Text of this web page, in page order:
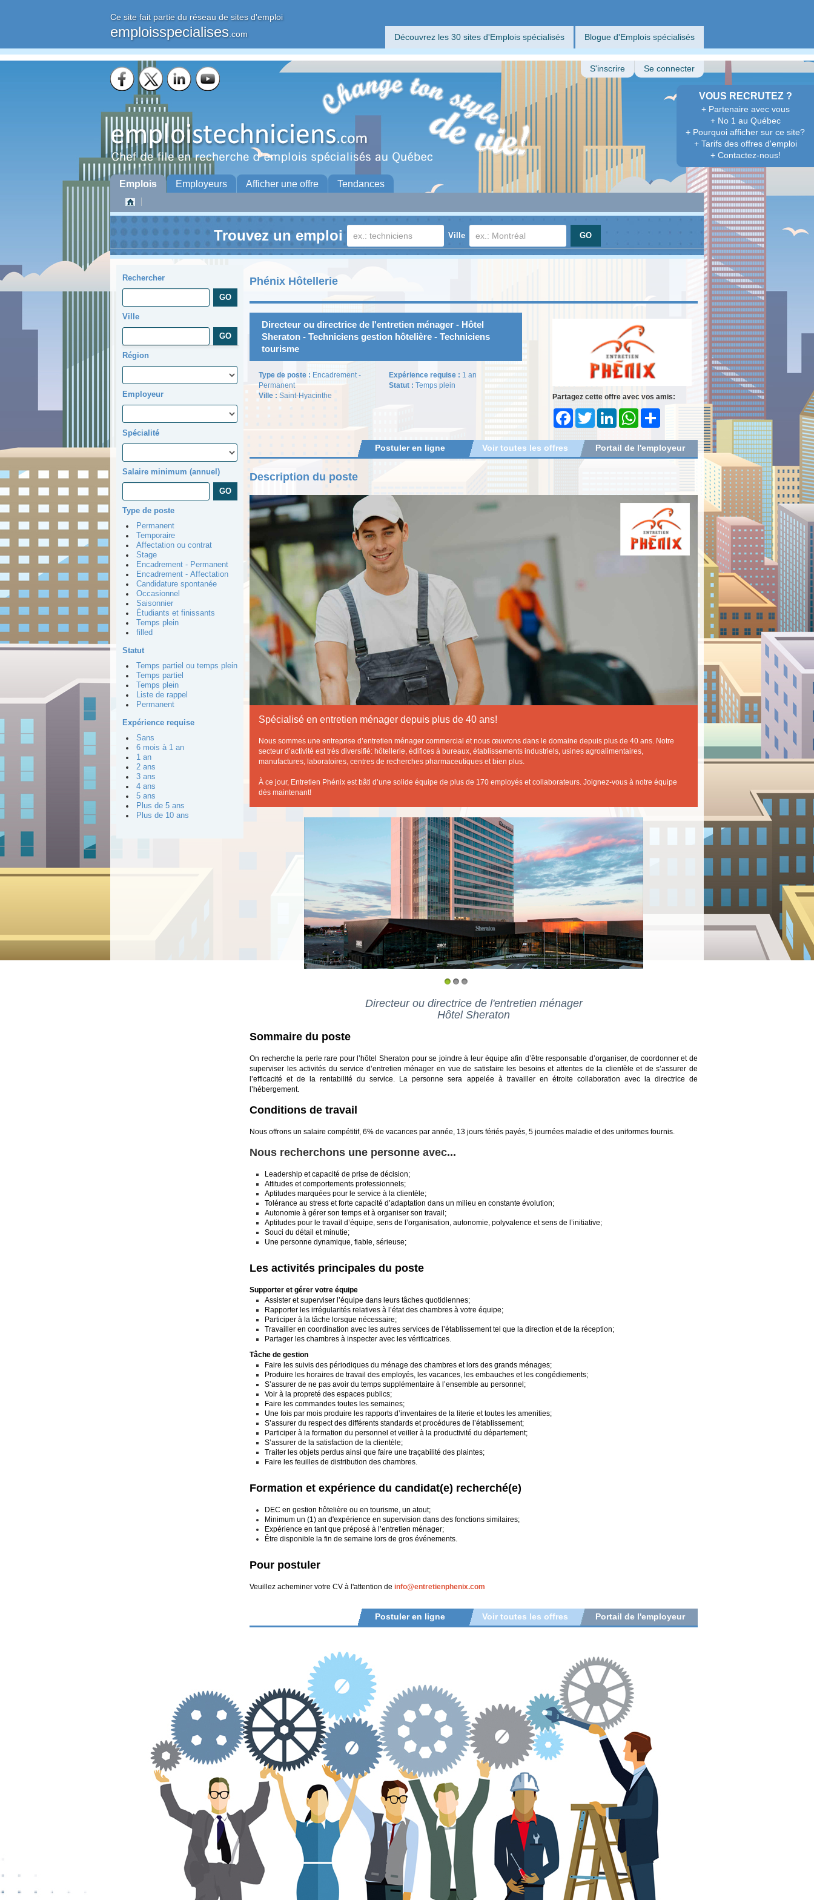
Ce site fait partie du réseau de sites d'emploi
emploisspecialises .com Découvrez les 30 sites d'Emplois spécialisés Blogue d'Emplois spécialisés
VOUS RECRUTEZ ?
+ Partenaire avec vous
+ No 1 au Québec
+ Pourquoi afficher sur ce site?
+ Tarifs des offres d'emploi
+ Contactez-nous!
S'inscrire Se connecter
Emplois Employeurs Afficher une offre Tendances
Trouvez un emploi Ville
Rechercher
Ville
Région
Employeur
Spécialité
Salaire minimum (annuel)
Type de poste
Permanent
Temporaire
Affectation ou contrat
Stage
Encadrement - Permanent
Encadrement - Affectation
Candidature spontanée
Occasionnel
Saisonnier
Étudiants et finissants
Temps plein
filled
Statut
Temps partiel ou temps plein
Temps partiel
Temps plein
Liste de rappel
Permanent
Expérience requise
Sans
6 mois à 1 an
1 an
2 ans
3 ans
4 ans
5 ans
Plus de 5 ans
Plus de 10 ans
Phénix Hôtellerie
Directeur ou directrice de l'entretien ménager - Hôtel
Sheraton - Techniciens gestion hôtelière - Techniciens
tourisme
Type de poste : Encadrement -
Permanent
Ville : Saint-Hyacinthe
Expérience requise : 1 an
Statut : Temps plein
Partagez cette offre avec vos amis:
FacebookTwitter LinkedIn WhatsApp
Portail de l'employeur
Voir toutes les offres
Postuler en ligne
Description du poste
Spécialisé en entretien ménager depuis plus de 40 ans!
Nous sommes une entreprise d’entretien ménager commercial et nous œuvrons dans le domaine depuis plus de 40 ans. Notre
secteur d’activité est très diversifié: hôtellerie, édifices à bureaux, établissements industriels, usines agroalimentaires,
manufactures, laboratoires, centres de recherches pharmaceutiques et bien plus.
À ce jour, Entretien Phénix est bâti d’une solide équipe de plus de 170 employés et collaborateurs. Joignez-vous à notre équipe
dès maintenant!
Directeur ou directrice de l'entretien ménager
Hôtel Sheraton
Sommaire du poste
On recherche la perle rare pour l’hôtel Sheraton pour se joindre à leur équipe afin d’être responsable d’organiser, de coordonner et de
superviser les activités du service d’entretien ménager en vue de satisfaire les besoins et attentes de la clientèle et de s’assurer de
l’efficacité et de la rentabilité du service. La personne sera appelée à travailler en étroite collaboration avec la directrice de
l’hébergement.
Conditions de travail
Nous offrons un salaire compétitif, 6% de vacances par année, 13 jours fériés payés, 5 journées maladie et des uniformes fournis.
Nous recherchons une personne avec...
Leadership et capacité de prise de décision;
Attitudes et comportements professionnels;
Aptitudes marquées pour le service à la clientèle;
Tolérance au stress et forte capacité d’adaptation dans un milieu en constante évolution;
Autonomie à gérer son temps et à organiser son travail;
Aptitudes pour le travail d’équipe, sens de l’organisation, autonomie, polyvalence et sens de l’initiative;
Souci du détail et minutie;
Une personne dynamique, fiable, sérieuse;
Les activités principales du poste
Supporter et gérer votre équipe
Assister et superviser l’équipe dans leurs tâches quotidiennes;
Rapporter les irrégularités relatives à l’état des chambres à votre équipe;
Participer à la tâche lorsque nécessaire;
Travailler en coordination avec les autres services de l’établissement tel que la direction et de la réception;
Partager les chambres à inspecter avec les vérificatrices.
Tâche de gestion
Faire les suivis des périodiques du ménage des chambres et lors des grands ménages;
Produire les horaires de travail des employés, les vacances, les embauches et les congédiements;
S’assurer de ne pas avoir du temps supplémentaire à l’ensemble au personnel;
Voir à la propreté des espaces publics;
Faire les commandes toutes les semaines;
Une fois par mois produire les rapports d’inventaires de la literie et toutes les amenities;
S’assurer du respect des différents standards et procédures de l’établissement;
Participer à la formation du personnel et veiller à la productivité du département;
S’assurer de la satisfaction de la clientèle;
Traiter les objets perdus ainsi que faire une traçabilité des plaintes;
Faire les feuilles de distribution des chambres.
Formation et expérience du candidat(e) recherché(e)
DEC en gestion hôtelière ou en tourisme, un atout;
Minimum un (1) an d'expérience en supervision dans des fonctions similaires;
Expérience en tant que préposé à l’entretien ménager;
Être disponible la fin de semaine lors de gros événements.
Pour postuler
Veuillez acheminer votre CV à l'attention de info@entretienphenix.com
Portail de l'employeur
Voir toutes les offres
Postuler en ligne